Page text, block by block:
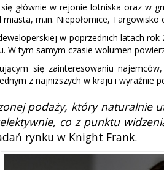
głównie w rejonie lotniska oraz w
m.in. Niepołomice,
w poprzednich latach
W tym samym czasie wolumen
się zainteresowaniu
z najniższych w kraju i wyraźnie
podaży, który naturalnie
co z punktu
rynku w Knight Frank.